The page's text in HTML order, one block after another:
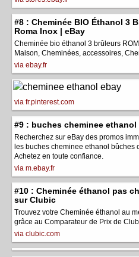
#8 : Cheminée BIO Éthanol 3
Roma Inox | eBay
Cheminée bio éthanol 3 brûleurs
Maison, Cheminées, accessoires,
via ebay.fr
via fr.pinterest.com
#9 : buches cheminee ethanol
Recherchez sur eBay des promos
les buches cheminee ethanol bûches
Achetez en toute confiance.
via m.ebay.fr
#10 : Cheminée éthanol pas
sur Clubic
Trouvez votre Cheminée éthanol au
grâce au Comparateur de Prix de
via clubic.com